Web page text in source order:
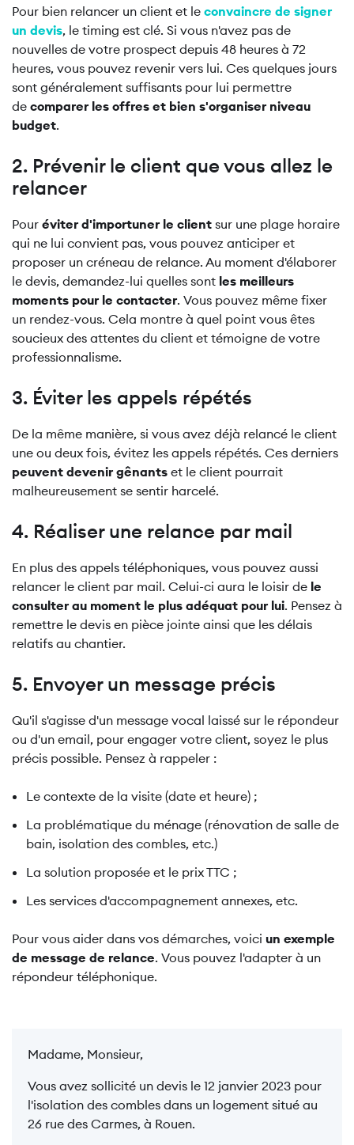
Pour bien relancer un client et le convaincre de signer
un devis, le timing est clé. Si vous n'avez pas de
nouvelles de votre prospect depuis 48 heures à 72
heures, vous pouvez revenir vers lui. Ces quelques jours
sont généralement suffisants pour lui permettre
de comparer les offres et bien s'organiser niveau
budget.
2. Prévenir le client que vous allez le
relancer
Pour éviter d'importuner le client sur une plage horaire
qui ne lui convient pas, vous pouvez anticiper et
proposer un créneau de relance. Au moment d'élaborer
le devis, demandez-lui quelles sont les meilleurs
moments pour le contacter. Vous pouvez même fixer
un rendez-vous. Cela montre à quel point vous êtes
soucieux des attentes du client et témoigne de votre
professionnalisme.
3. Éviter les appels répétés
De la même manière, si vous avez déjà relancé le client
une ou deux fois, évitez les appels répétés. Ces derniers
peuvent devenir gênants et le client pourrait
malheureusement se sentir harcelé.
4. Réaliser une relance par mail
En plus des appels téléphoniques, vous pouvez aussi
relancer le client par mail. Celui-ci aura le loisir de le
consulter au moment le plus adéquat pour lui. Pensez à
remettre le devis en pièce jointe ainsi que les délais
relatifs au chantier.
5. Envoyer un message précis
Qu'il s'agisse d'un message vocal laissé sur le répondeur
ou d'un email, pour engager votre client, soyez le plus
précis possible. Pensez à rappeler :
Le contexte de la visite (date et heure) ;
La problématique du ménage (rénovation de salle de
bain, isolation des combles, etc.)
La solution proposée et le prix TTC ;
Les services d'accompagnement annexes, etc.
Pour vous aider dans vos démarches, voici un exemple
de message de relance. Vous pouvez l'adapter à un
répondeur téléphonique.
Madame, Monsieur,
Vous avez sollicité un devis le 12 janvier 2023 pour
l'isolation des combles dans un logement situé au
26 rue des Carmes, à Rouen.